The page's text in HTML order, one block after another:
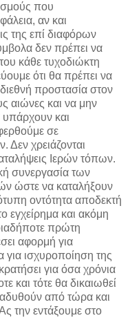
που
αν και
της επί διαφόρων
δεν πρέπει να
κάθε τυχοδιώκτη
ότι θα πρέπει να
προστασία στον
αιώνες και να μην
υπάρχουν και
σε
Δεν χρειάζονται
Ιερών τόπων.
συνεργασία των
ώστε να καταλήξουν
οντότητα αποδεκτή
εγχείρημα και ακόμη
πρώτη
αφορμή για
για ισχυροποίηση της
για όσα χρόνια
και τότε θα δικαιωθεί
από τώρα και
την εντάξουμε στο